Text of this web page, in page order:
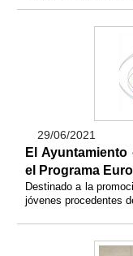
29/06/2021
El
el Programa
Destinado a la
jóvenes procedentes